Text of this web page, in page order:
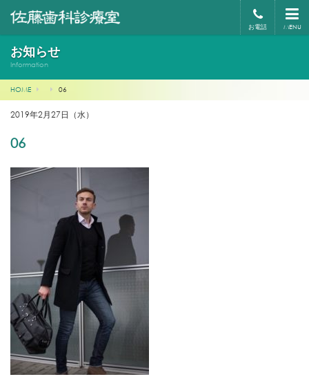
MENU
お電話
お知らせ
Information
HOME 06
2019年2月27日（水）
06